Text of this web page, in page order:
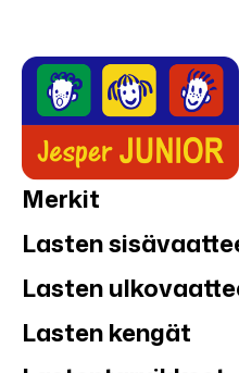
Merkit
Lasten
Lasten
Lasten kengät